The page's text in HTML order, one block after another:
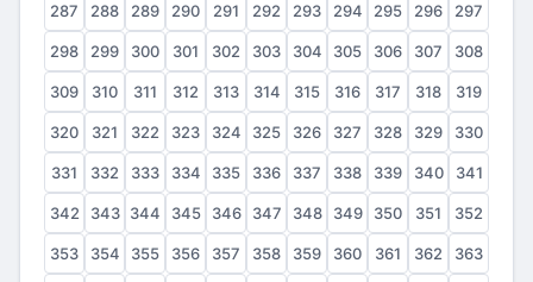
287 288 289 290 291 292 293 294 295 296 297
298 299 300 301 302 303 304 305 306 307 308
309 310 311 312 313 314 315 316 317 318 319
320 321 322 323 324 325 326 327 328 329 330
331 332 333 334 335 336 337 338 339 340 341
342 343 344 345 346 347 348 349 350 351 352
353 354 355 356 357 358 359 360 361 362 363